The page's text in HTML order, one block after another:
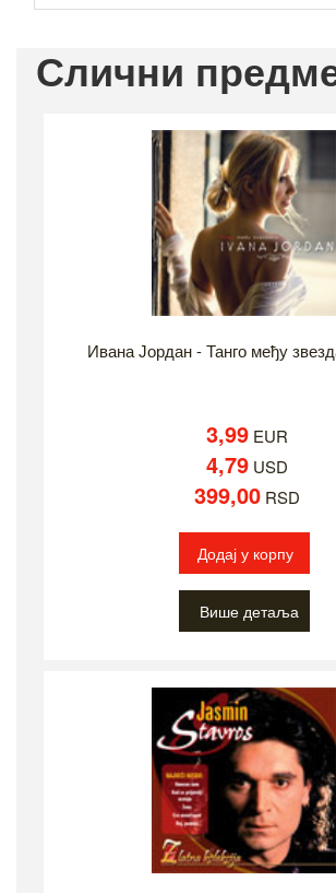
Слични
Ивана Јордан - Танго међу
3,99 EUR
4,79 USD
399,00 RSD
Додај у корпу
Више детаља